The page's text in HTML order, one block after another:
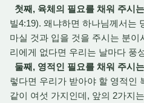
첫째, 육체의 필요를 채워 주시
빌4:19). 왜냐하면 하나님께서는
마실 것과 입을 것을 주시는 분
리에게 없다면 우리는 날마다 풍
둘째, 영적인 필요를 채워 주시
렇다면 우리가 받아야 할 영적인
같이 여섯 가지인데, 앞의 2가지